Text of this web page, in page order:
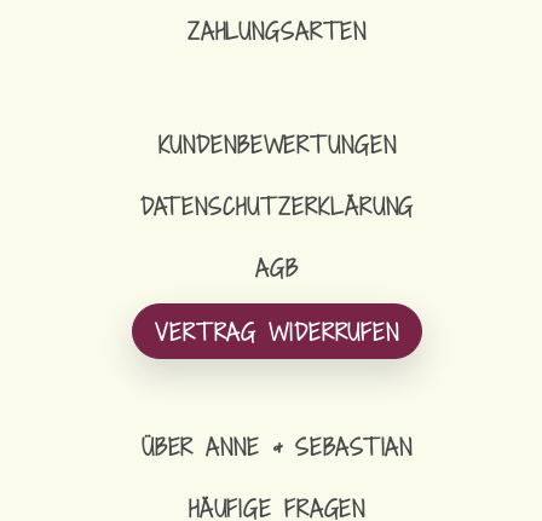
ZAHLUNGSARTEN
KUNDENBEWERTUNGEN
DATENSCHUTZERKLÄRUNG
AGB
VERTRAG WIDERRUFEN
ÜBER ANNE & SEBASTIAN
HÄUFIGE FRAGEN